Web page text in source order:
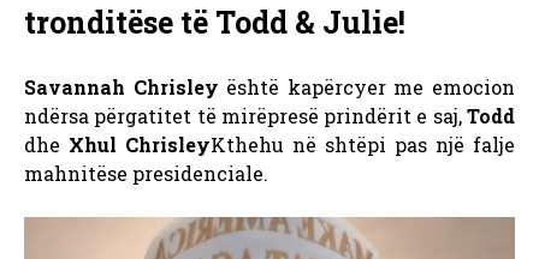
tronditëse të Todd & Julie!
Savannah Chrisley është kapërcyer me emocion
ndërsa përgatitet të mirëpresë prindërit e saj,Todd
dhe Xhul ChrisleyKthehu në shtëpi pas një falje
mahnitëse presidenciale.